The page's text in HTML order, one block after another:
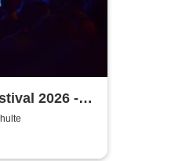
2026 -